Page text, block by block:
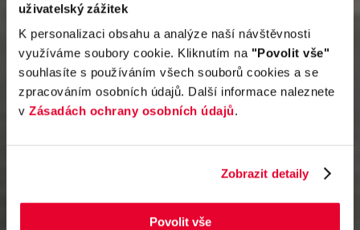
uživatelský zážitek
K personalizaci obsahu a analýze naší návštěvnosti
využíváme soubory cookie. Kliknutím na "Povolit vše"
souhlasíte s používáním všech souborů cookies a se
zpracováním osobních údajů. Další informace naleznete
v Zásadách ochrany osobních údajů.
Zobrazit detaily
Povolit vše